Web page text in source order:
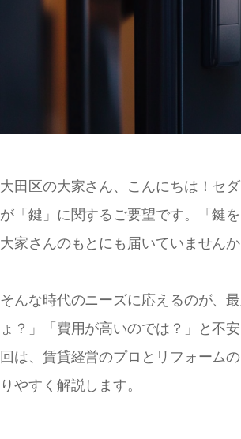
大田区の大家さん、こんにちは！セ
が「鍵」に関するご要望です。「鍵
大家さんのもとにも届いていませんか
そんな時代のニーズに応えるのが、
ょ？」「費用が高いのでは？」と不
回は、賃貸経営のプロとリフォーム
りやすく解説します。